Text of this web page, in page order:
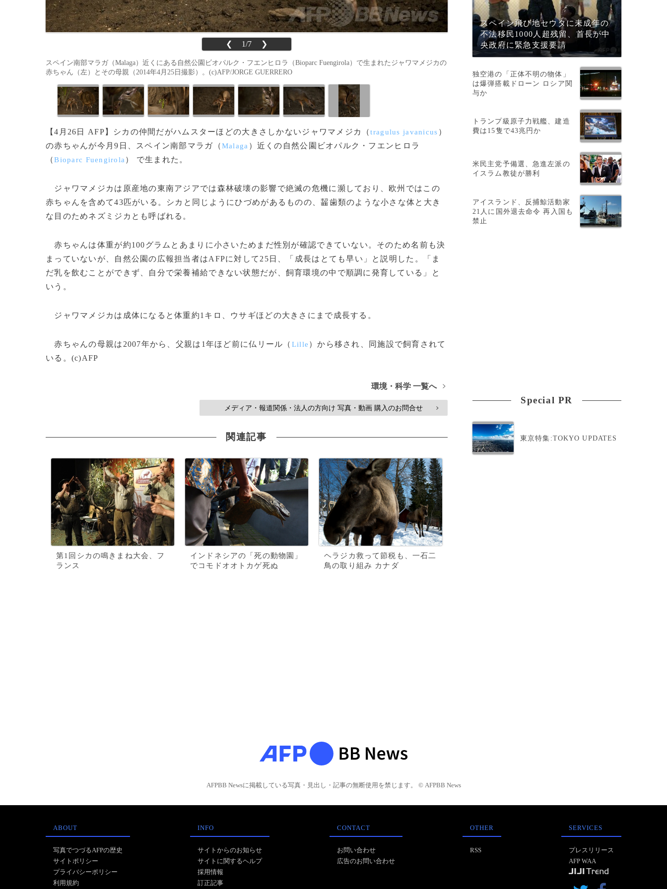
❮ 1/7 ❯
スペイン南部マラガ（Malaga）近くにある自然公園ビオパルク・フエンヒロラ（Bioparc Fuengirola）で生まれたジャワマメジカの
赤ちゃん（左）とその母親（2014年4月25日撮影）。(c)AFP/JORGE GUERRERO
【4月26日 AFP】シカの仲間だがハムスターほどの大きさしかないジャワマメジカ（tragulus javanicus ）
の赤ちゃんが今月9日、スペイン南部マラガ（Malaga ）近くの自然公園ビオパルク・フエンヒロラ
（Bioparc Fuengirola ） で生まれた。
ジャワマメジカは原産地の東南アジアでは森林破壊の影響で絶滅の危機に瀕しており、欧州ではこの
赤ちゃんを含めて43匹がいる。シカと同じようにひづめがあるものの、齧歯類のような小さな体と大き
な目のためネズミジカとも呼ばれる。
赤ちゃんは体重が約100グラムとあまりに小さいためまだ性別が確認できていない。そのため名前も決
まっていないが、自然公園の広報担当者はAFPに対して25日、「成長はとても早い」と説明した。「ま
だ乳を飲むことができず、自分で栄養補給できない状態だが、飼育環境の中で順調に発育している」と
いう。
ジャワマメジカは成体になると体重約1キロ、ウサギほどの大きさにまで成長する。
赤ちゃんの母親は2007年から、父親は1年ほど前に仏リール（ Lille ）から移され、同施設で飼育されて
いる。(c)AFP
環境・科学 一覧へ >
メディア・報道関係・法人の方向け 写真・動画 購入のお問合せ >
関連記事
第1回シカの鳴きまね大会、フ
ランス
インドネシアの「死の動物園」
でコモドオオトカゲ死ぬ
ヘラジカ救って節税も、一石二
鳥の取り組み カナダ
スペイン飛び地セウタに未成年の
不法移民1000人超残留、首長が中
央政府に緊急支援要請
独空港の「正体不明の物体」
は爆弾搭載ドローン ロシア関
与か
トランプ級原子力戦艦、建造
費は15隻で43兆円か
米民主党予備選、急進左派の
イスラム教徒が勝利
アイスランド、反捕鯨活動家
21人に国外退去命令 再入国も
禁止
Special PR
東京特集:TOKYO UPDATES
AFPBB Newsに掲載している写真・見出し・記事の無断使用を禁じます。 © AFPBB News
ABOUT
写真でつづるAFPの歴史
サイトポリシー
プライバシーポリシー
利用規約
INFO
サイトからのお知らせ
サイトに関するヘルプ
採用情報
訂正記事
CONTACT
お問い合わせ
広告のお問い合わせ
OTHER
RSS
SERVICES
プレスリリース
AFP WAA